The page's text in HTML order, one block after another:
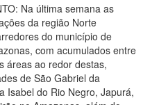
Na última semana as
da região Norte
do município de
com acumulados entre
áreas ao redor destas,
de São Gabriel da
Isabel do Rio Negro, Japurá,